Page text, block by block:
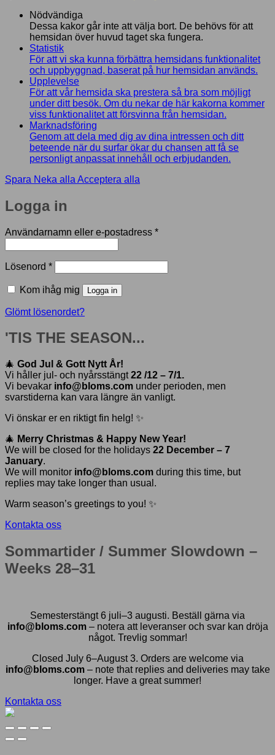
Nödvändiga
Dessa kakor går inte att välja bort. De behövs för att
hemsidan över huvud taget ska fungera.
Statistik
För att vi ska kunna förbättra hemsidans funktionalitet
och uppbyggnad, baserat på hur hemsidan används.
Upplevelse
För att vår hemsida ska prestera så bra som möjligt
under ditt besök. Om du nekar de här kakorna kommer
viss funktionalitet att försvinna från hemsidan.
Marknadsföring
Genom att dela med dig av dina intressen och ditt
beteende när du surfar ökar du chansen att få se
personligt anpassat innehåll och erbjudanden.
Spara Neka alla Acceptera alla
Logga in
Användarnamn eller e-postadress *Obligatoriskt
Lösenord *Obligatoriskt
Kom ihåg mig Logga in
Glömt lösenordet?
'TIS THE SEASON...
🎄 God Jul & Gott Nytt År!
Vi håller jul- och nyårsstängt22 /12 – 7/1.
Vi bevakar info@bloms.com under perioden, men
svarstiderna kan vara längre än vanligt.
Vi önskar er en riktigt fin helg! ✨
🎄 Merry Christmas & Happy New Year!
We will be closed for the holidays 22 December – 7
January.
We will monitor info@bloms.com during this time, but
replies may take longer than usual.
Warm season’s greetings to you! ✨
Kontakta oss
Sommartider / Summer Slowdown –
Weeks 28–31
Semesterstängt 6 juli–3 augusti. Beställ gärna via
info@bloms.com– notera att leveranser och svar kan dröja
något. Trevlig sommar!
Closed July 6–August 3. Orders are welcome via
info@bloms.com– note that replies and deliveries may take
longer. Have a great summer!
Kontakta oss